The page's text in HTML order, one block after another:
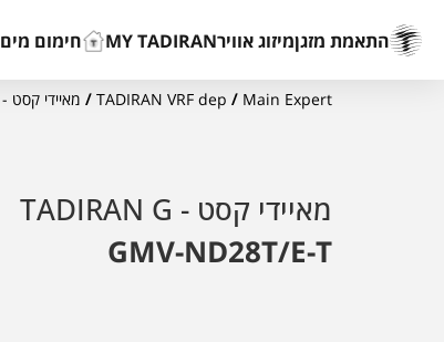
התאמת מזגןמיזוג אווירMY TADIRAN חימום מים
Main Expert
/
TADIRAN VRF dep
/ מאיידי קסט - TADIRAN G
מאיידי קסט - TADIRAN G
GMV-ND28T/E-T